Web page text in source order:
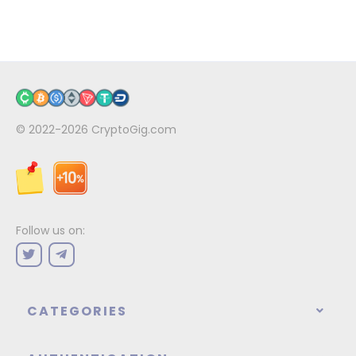
© 2022-2026 CryptoGig.com
Follow us on:
CATEGORIES